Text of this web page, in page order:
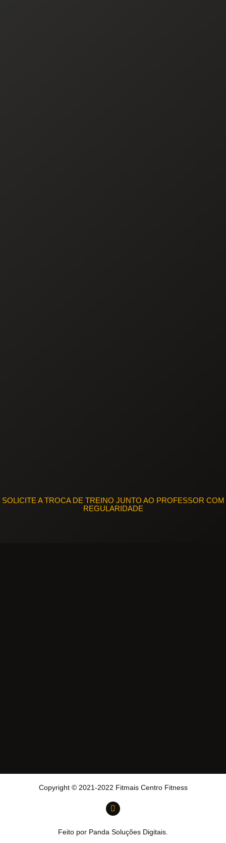
SOLICITE A TROCA DE TREINO JUNTO AO PROFESSOR COM
REGULARIDADE
Copyright © 2021-2022 Fitmais Centro Fitness
Feito por Panda Soluções Digitais.